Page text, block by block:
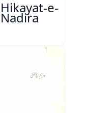
Hikayat-e-
Nadira